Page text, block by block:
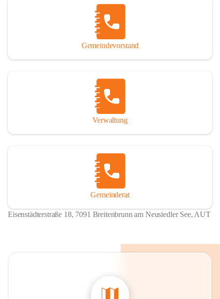
Gemeindevorstand
Verwaltung
Gemeinderat
Eisenstädterstraße 18, 7091 Breitenbrunn am Neusiedler See, AUT